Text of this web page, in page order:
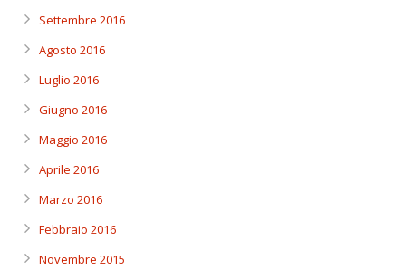
Settembre 2016
Agosto 2016
Luglio 2016
Giugno 2016
Maggio 2016
Aprile 2016
Marzo 2016
Febbraio 2016
Novembre 2015